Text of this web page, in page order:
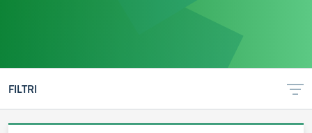
FILTRI